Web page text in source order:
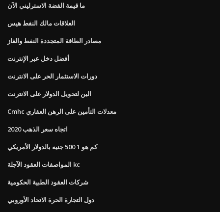
ما قيمة الفضة الاسترليني الآن
العلاقات مالك النفط هيس
مصادر الطاقة المتجددة النفط والغاز
أفضل دخل عبر الإنترنت
دورات الاستثمار الحر على الانترنت
الين لتحويل الدولار على الانترنت
Cmhc معدلات التأمين على الرهن العقاري
اتجاه سعر الذهب 2020
كم هو 1 500 جنيه بالدولار الأمريكي
المواصفات العقود الآجلة kc
شركات العقود الطبية الحكومية
دول التجارة الحرة الاتحاد الأوروبي